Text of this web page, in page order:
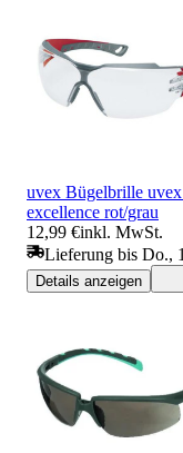
uvex Bügelbrille
excellence rot/grau
12,99 €inkl. MwSt.
Lieferung bis Do.,
Details anzeigen